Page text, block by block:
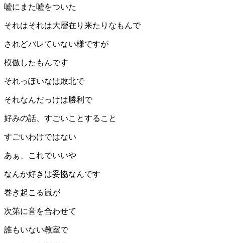
嘘にまた嘘をついた
それはそれは大層在り来たりなもんで
されどバレていない様ですが
模倣したもんです
それっぽいなは敗北で
それなんだっけは勝利で
好みの話、すごいことすること
すごいわけではない
あぁ、これでいいや
なんか好きは妥協なんです
巻き起こる嵐が
次第に音を合わせて
誰もいない教室で